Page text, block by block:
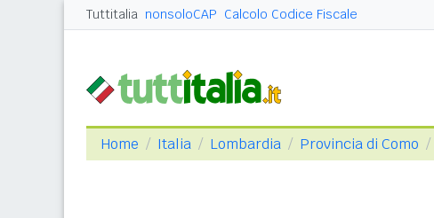
Tuttitalia nonsoloCAP Calcolo Codice Fiscale
Home Italia Lombardia Provincia di Como